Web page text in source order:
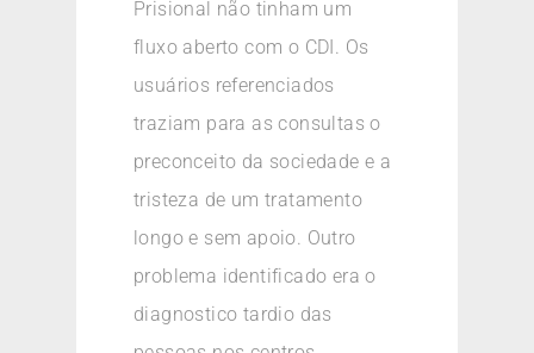
Prisional não tinham um
fluxo aberto com o CDI. Os
usuários referenciados
traziam para as consultas o
preconceito da sociedade e a
tristeza de um tratamento
longo e sem apoio. Outro
problema identificado era o
diagnostico tardio das